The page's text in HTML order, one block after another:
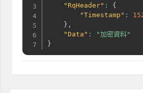
"RqHeader" :
{
"Timestamp" :
} ,
"Data" :
"加密資料"
}